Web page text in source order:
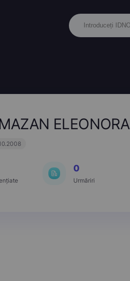
ELEONORA
0
Urmăriri